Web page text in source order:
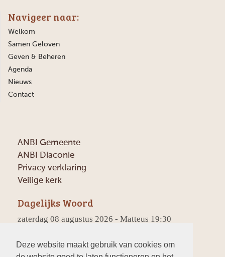
Deze website maakt gebruik van cookies om
Navigeer naar:
Welkom
Samen Geloven
Geven & Beheren
Agenda
Nieuws
Contact
ANBI Gemeente
ANBI Diaconie
Privacy verklaring
Veilige kerk
Dagelijks Woord
zaterdag 08 augustus 2026 - Matteus 19:30
laatsten de eersten.